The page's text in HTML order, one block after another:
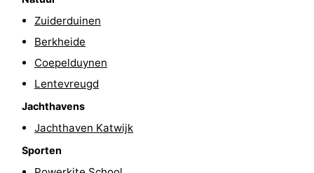
drinken
Evenementen
Praktisch
Forum
Route
Zuiderduinen
Berkheide
Coepelduynen
Lentevreugd
Jachthavens
Jachthaven Katwijk
Sporten